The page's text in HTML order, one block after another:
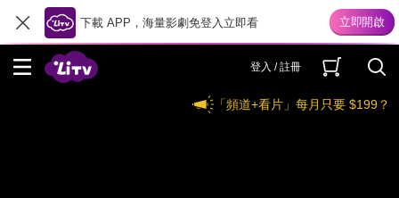
下載 APP，海量影劇免登入立即看
登入 / 註冊
「頻道+看片」每月只要 $199？